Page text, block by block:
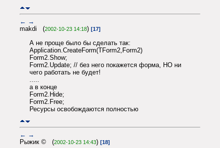
← →
makdi (2002-10-23 14:18) [17]
А не проще было бы сделать так:
Application.CreateForm(TForm2,Form2)
Form2.Show;
Form2.Update; // без него покажется форма, НО ни
чего работать не будет!
а в конце
Form2.Hide;
Form2.Free;
Ресурсы освобождаются полностью
← →
Рыжик © (2002-10-23 14:43) [18]